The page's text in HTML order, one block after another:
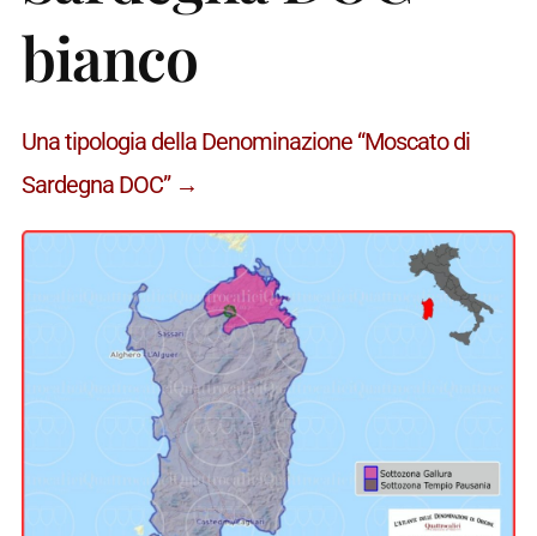
bianco
Una tipologia della Denominazione “Moscato di
Sardegna DOC” →